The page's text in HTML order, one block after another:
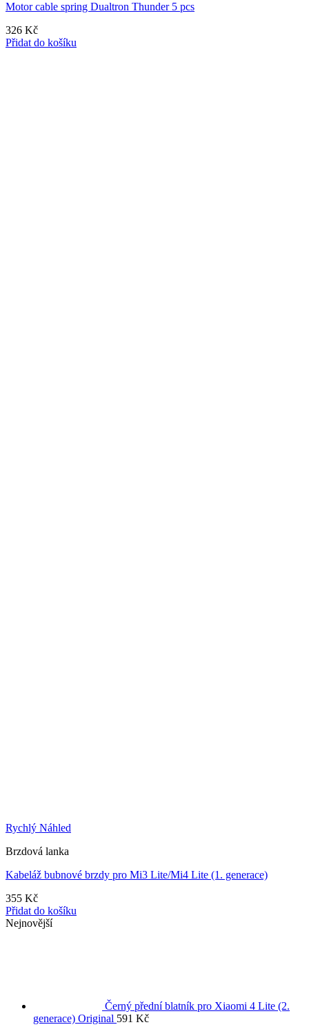
Motor cable spring Dualtron Thunder 5 pcs
326 Kč
Přidat do košíku
Rychlý Náhled
Brzdová lanka
Kabeláž bubnové brzdy pro Mi3 Lite/Mi4 Lite (1. generace)
355 Kč
Přidat do košíku
Nejnovější
Černý přední blatník pro Xiaomi 4 Lite (2.
generace) Original 591 Kč